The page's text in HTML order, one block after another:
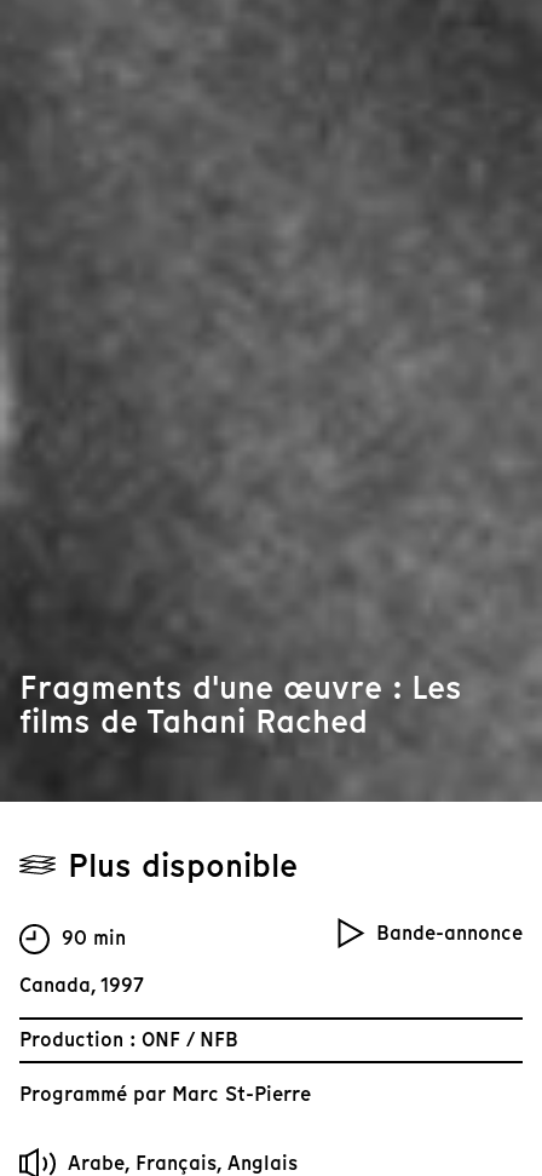
Fragments d'une œuvre : Les
films de Tahani Rached
Plus disponible
Bande-annonce
90 min
Canada, 1997
Production : ONF / NFB
Programmé par Marc St-Pierre
Arabe, Français, Anglais